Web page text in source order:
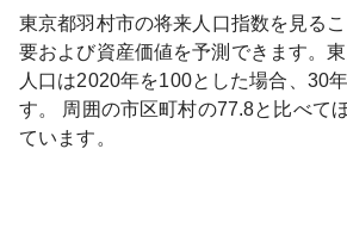
東京都羽村市の将来人口指数を見る
要および資産価値を予測できます。
人口は2020年を100とした場合、30
す。
周囲の市区町村の77.8と比べて
ています。